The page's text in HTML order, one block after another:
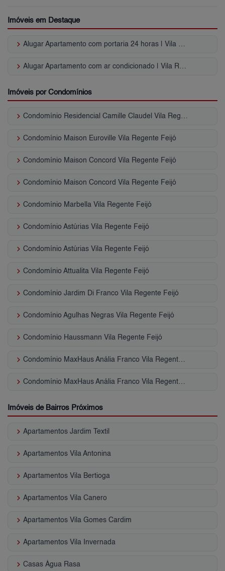
Imóveis em Destaque
keyboard_arrow_right Alugar Apartamento com portaria 24 horas | Vila Regente Feijó
keyboard_arrow_right Alugar Apartamento com ar condicionado | Vila Regente Feijó
Imóveis por Condomínios
keyboard_arrow_right Condomínio Residencial Camille Claudel Vila Regente Feijó
keyboard_arrow_right Condomínio Maison Euroville Vila Regente Feijó
keyboard_arrow_right Condomínio Maison Concord Vila Regente Feijó
keyboard_arrow_right Condomínio Maison Concord Vila Regente Feijó
keyboard_arrow_right Condomínio Marbella Vila Regente Feijó
keyboard_arrow_right Condomínio Astúrias Vila Regente Feijó
keyboard_arrow_right Condomínio Astúrias Vila Regente Feijó
keyboard_arrow_right Condomínio Attualita Vila Regente Feijó
keyboard_arrow_right Condomínio Jardim Di Franco Vila Regente Feijó
keyboard_arrow_right Condomínio Agulhas Negras Vila Regente Feijó
keyboard_arrow_right Condomínio Haussmann Vila Regente Feijó
keyboard_arrow_right Condomínio MaxHaus Anália Franco Vila Regente Feijó
keyboard_arrow_right Condomínio MaxHaus Anália Franco Vila Regente Feijó
Imóveis de Bairros Próximos
keyboard_arrow_right Apartamentos Jardim Textil
keyboard_arrow_right Apartamentos Vila Antonina
keyboard_arrow_right Apartamentos Vila Bertioga
keyboard_arrow_right Apartamentos Vila Canero
keyboard_arrow_right Apartamentos Vila Gomes Cardim
keyboard_arrow_right Apartamentos Vila Invernada
keyboard_arrow_right Casas Água Rasa